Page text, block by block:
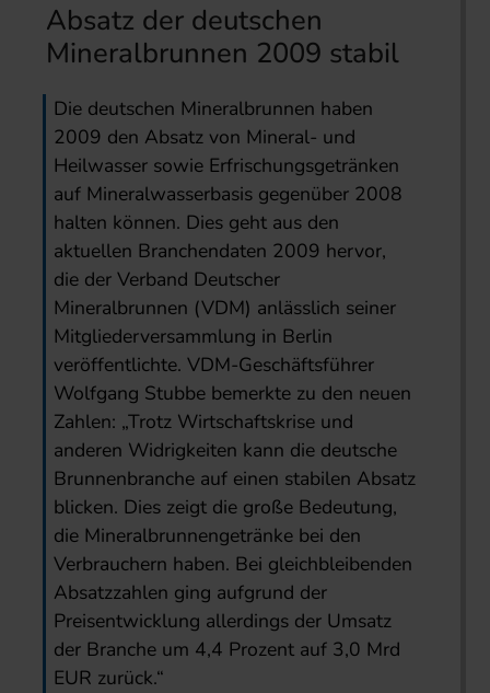
Absatz der deutschen
Mineralbrunnen 2009 stabil
Die deutschen Mineralbrunnen haben
2009 den Absatz von Mineral- und
Heilwasser sowie Erfrischungsgetränken
auf Mineralwasserbasis gegenüber 2008
halten können. Dies geht aus den
aktuellen Branchendaten 2009 hervor,
die der Verband Deutscher
Mineralbrunnen (VDM) anlässlich seiner
Mitgliederversammlung in Berlin
veröffentlichte. VDM-Geschäftsführer
Wolfgang Stubbe bemerkte zu den neuen
Zahlen: „Trotz Wirtschaftskrise und
anderen Widrigkeiten kann die deutsche
Brunnenbranche auf einen stabilen Absatz
blicken. Dies zeigt die große Bedeutung,
die Mineralbrunnengetränke bei den
Verbrauchern haben. Bei gleichbleibenden
Absatzzahlen ging aufgrund der
Preisentwicklung allerdings der Umsatz
der Branche um 4,4 Prozent auf 3,0 Mrd
EUR zurück.“